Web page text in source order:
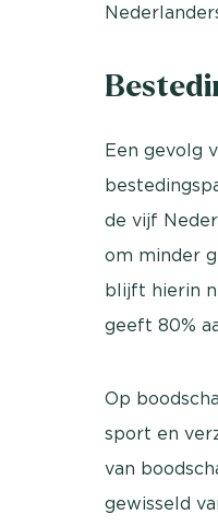
Een gevolg
de vijf
om minder
blijft hierin
geeft 80%
Op
sport en
van
gewisseld